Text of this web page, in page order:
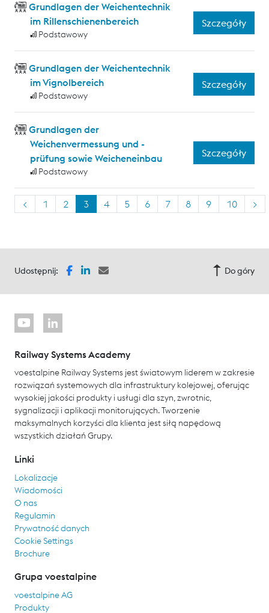
Grundlagen der Weichentechnik
im Rillenschienenbereich
Podstawowy
Szczegóły
Grundlagen der Weichentechnik
im Vignolbereich
Podstawowy
Szczegóły
Grundlagen der
Weichenvermessung und -
prüfung sowie Weicheneinbau
Podstawowy
Szczegóły
< 1 2 3 4 5 6 7 8 9 10 >
Udostępnij: Do góry
Railway Systems Academy
voestalpine Railway Systems jest światowym liderem w zakresie
rozwiązań systemowych dla infrastruktury kolejowej, oferując
wysokiej jakości produkty i usługi dla szyn, zwrotnic,
sygnalizacji i aplikacji monitorujących. Tworzenie
maksymalnych korzyści dla klienta jest siłą napędową
wszystkich działań Grupy.
Linki
Lokalizacje
Wiadomości
O nas
Regulamin
Prywatność danych
Cookie Settings
Brochure
Grupa voestalpine
voestalpine AG
Produkty